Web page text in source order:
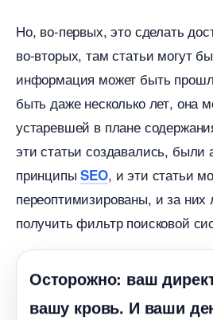
Но, во-первых, это сделать
о-вторых, там статьи могут
информация может быть
ыть даже несколько лет, она
устаревшей в плане
эти статьи создавались, были
принципыSEO, и эти статьи
переоптимизированы, и за них
получить фильтр поисковой
Осторожно: ваш
ашу кровь. И ваши